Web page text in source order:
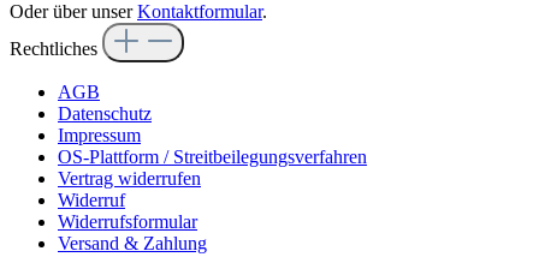
Oder über unserKontaktformular.
Rechtliches
AGB
Datenschutz
Impressum
OS-Plattform / Streitbeilegungsverfahren
Vertrag widerrufen
Widerruf
Widerrufsformular
Versand & Zahlung